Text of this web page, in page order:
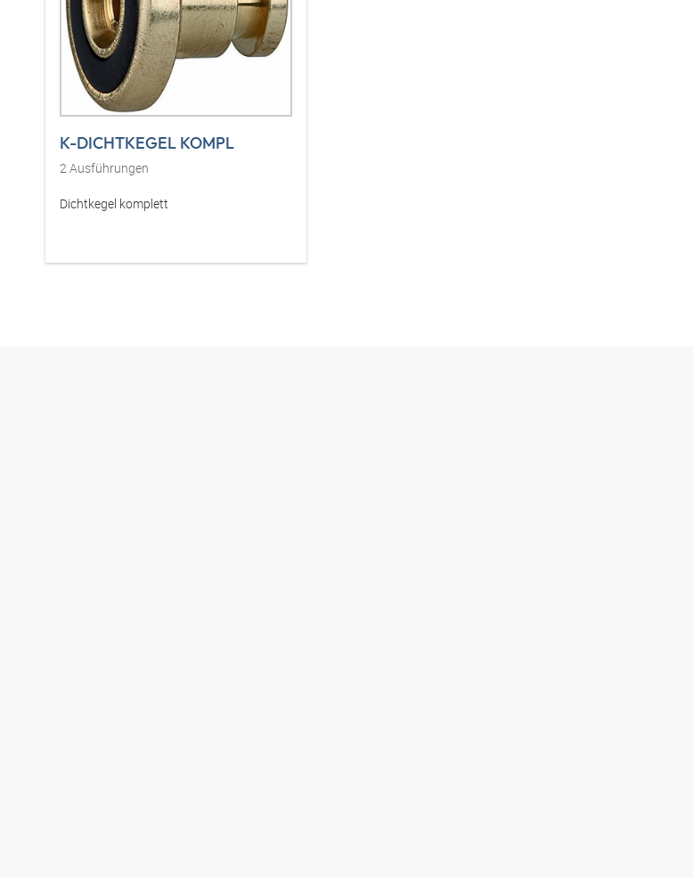
K-DICHTKEGEL KOMPL
2Ausführungen
Dichtkegel komplett